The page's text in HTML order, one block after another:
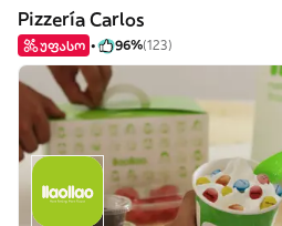
Pizzería Carlos
უფასო 96%(123)